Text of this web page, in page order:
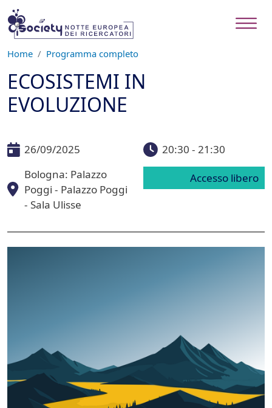
Salta al contenuto principale
Home Programma completo
ECOSISTEMI IN
EVOLUZIONE
26/09/2025
20:30 - 21:30
Bologna: Palazzo
Poggi - Palazzo Poggi
- Sala Ulisse
Accesso libero